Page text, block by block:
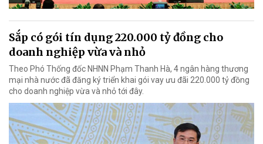
Sắp có gói tín dụng 220.000 tỷ đồng cho
doanh nghiệp vừa và nhỏ
Theo Phó Thống đốc NHNN Phạm Thanh Hà, 4 ngân hàng thương
mại nhà nước đã đăng ký triển khai gói vay ưu đãi 220.000 tỷ đồng
cho doanh nghiệp vừa và nhỏ tới đây.